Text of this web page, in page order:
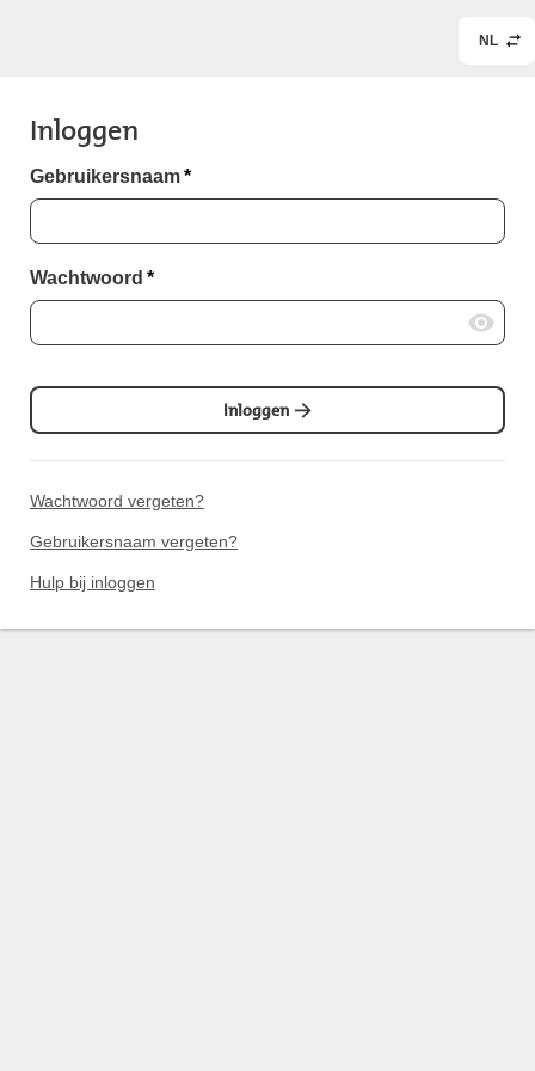
NL
Inloggen
Gebruikersnaam*
Wachtwoord *
Inloggen
Wachtwoord vergeten?
Gebruikersnaam vergeten?
Hulp bij inloggen